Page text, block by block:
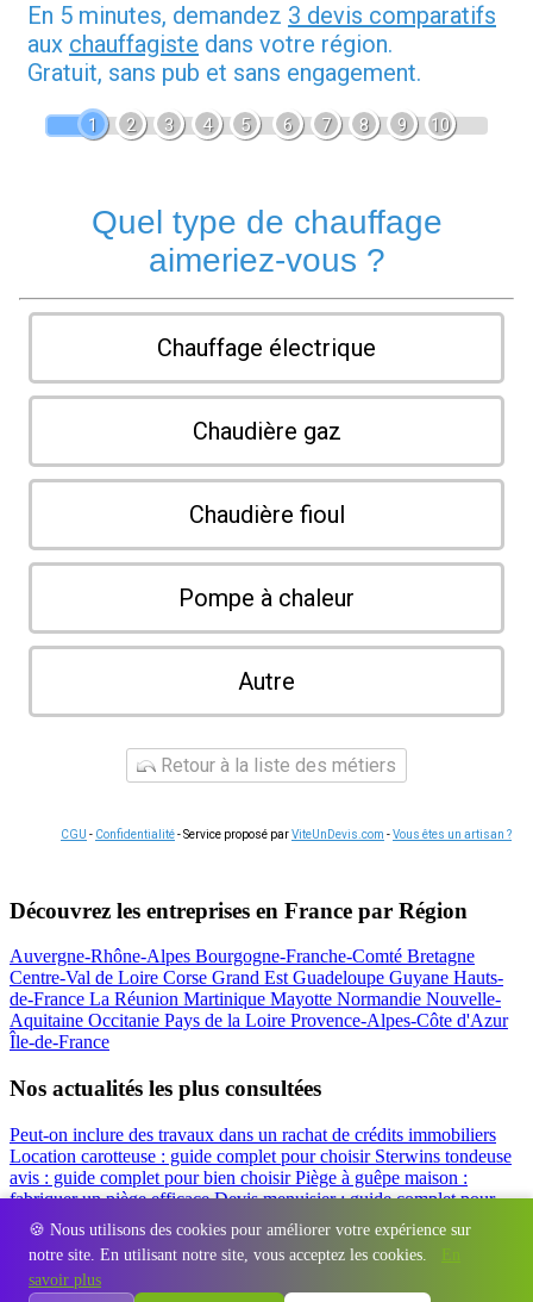
🍪 Nous utilisons des cookies pour améliorer votre expérience sur
notre site. En utilisant notre site, vous acceptez les cookies.
En
savoir plus
En 5 minutes, demandez 3 devis comparatifs
aux chauffagiste dans votre région.
Gratuit, sans pub et sans engagement.
1 2 3 4 5 6 7 8 9 10
Quel type de chauffage
aimeriez-vous ?
Chauffage électrique
Chaudière gaz
Chaudière fioul
Pompe à chaleur
Autre
Retour à la liste des métiers
CGU - Confidentialité- Service proposé parViteUnDevis.com -Vous êtes un artisan ?
Découvrez les entreprises en France par Région
Auvergne-Rhône-Alpes Bourgogne-Franche-Comté Bretagne
Centre-Val de Loire Corse Grand EstGuadeloupe Guyane Hauts-
de-France La Réunion Martinique Mayotte Normandie Nouvelle-
Aquitaine Occitanie Pays de la Loire Provence-Alpes-Côte d'Azur
Île-de-France
Nos actualités les plus consultées
Peut-on inclure des travaux dans un rachat de crédits immobiliers
Location carotteuse : guide complet pour choisir Sterwins tondeuse
avis : guide complet pour bien choisirPiège à guêpe maison :
fabriquer un piège efficaceDevis menuisier : guide complet pour
obtenir le meilleur prix
Simulation rachat de crédit : regrouper prêt
travaux et crédits
Régions - Départements - Villes - Entreprises - Marques Contact
Espace presse